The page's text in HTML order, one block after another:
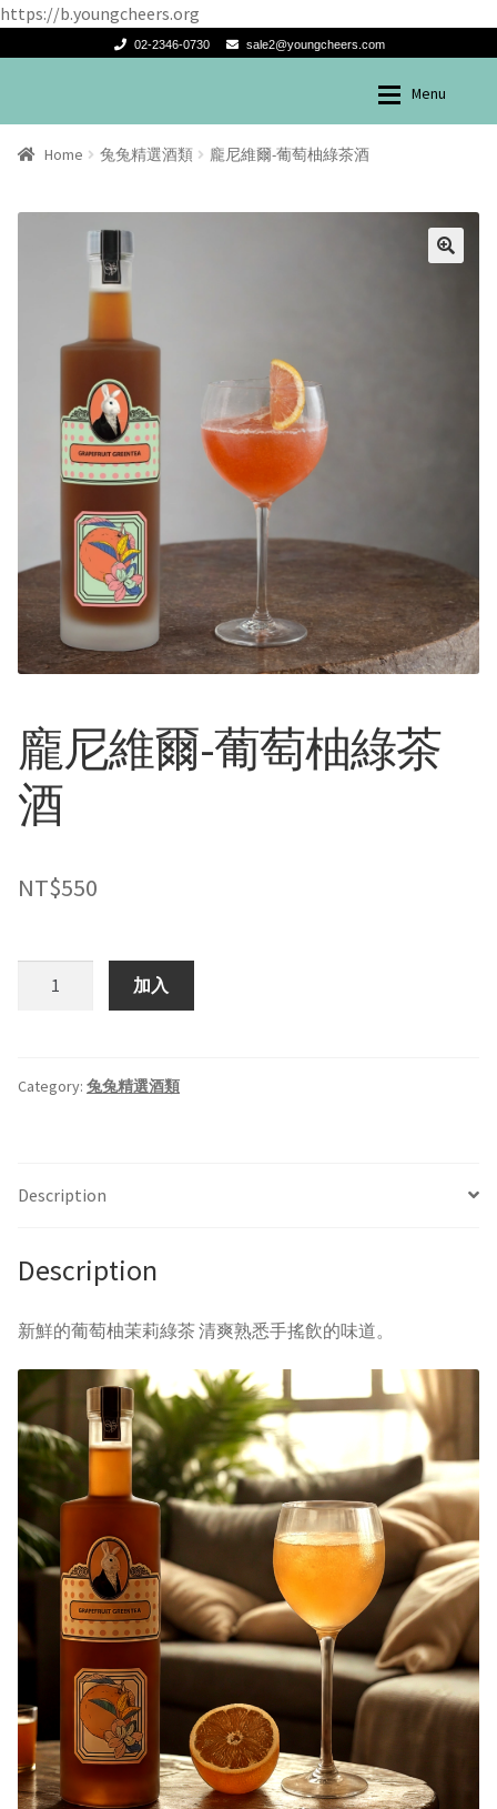
https://b.youngcheers.org
02-2346-0730 sale2@youngcheers.com
navigation
content
Menu
兔兔酒產品
兔兔酒產品
Home 兔兔精選酒類 龐尼維爾-葡萄柚綠茶酒
龐尼維爾-葡萄柚綠茶
酒
NT$550
葡
茶
加入
Category: 兔兔精選酒類
Description
Description
新鮮的葡萄柚茉莉綠茶 清爽熟悉手搖飲的味道。